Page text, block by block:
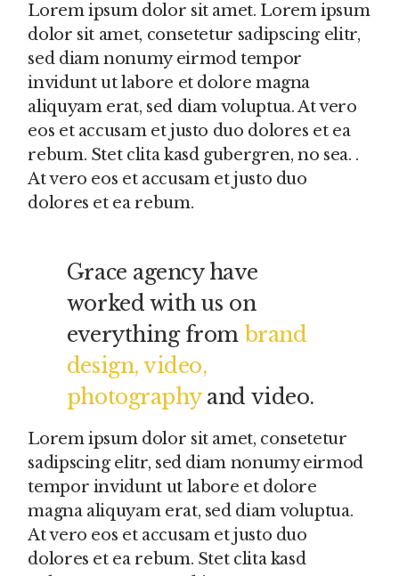
Lorem ipsum dolor sit amet. Lorem ipsum
dolor sit amet, consetetur sadipscing elitr,
sed diam nonumy eirmod tempor
invidunt ut labore et dolore magna
aliquyam erat, sed diam voluptua. At vero
eos et accusam et justo duo dolores et ea
rebum. Stet clita kasd gubergren, no sea. .
At vero eos et accusam et justo duo
dolores et ea rebum.
Grace agency have
worked with us on
everything from brand
design, video,
photographyand video.
Lorem ipsum dolor sit amet, consetetur
sadipscing elitr, sed diam nonumy eirmod
tempor invidunt ut labore et dolore
magna aliquyam erat, sed diam voluptua.
At vero eos et accusam et justo duo
dolores et ea rebum. Stet clita kasd